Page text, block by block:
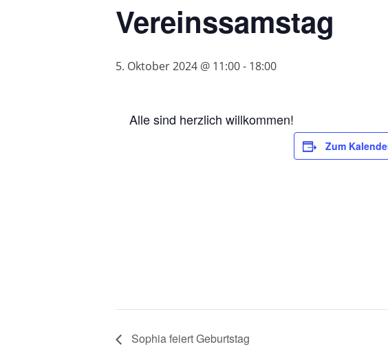
Vereinssamstag
5. Oktober 2024 @ 11:00- 18:00
Alle sind herzlich willkommen!
Zum
Sophia feiert Geburtstag